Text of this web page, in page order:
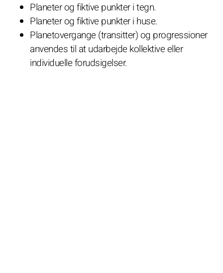
Planeter og fiktive punkter i tegn.
Planeter og fiktive punkter i huse.
Planetovergange (transitter) og progressioner
anvendes til at udarbejde kollektive eller
individuelle forudsigelser.